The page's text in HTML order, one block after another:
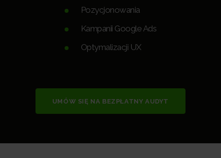
Pozycjonowania
Kampanii Google Ads
Optymalizacji UX
UMÓW SIĘ NA BEZPŁATNY AUDYT